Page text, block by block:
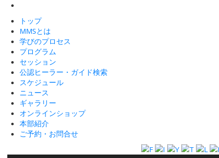
トップ
MMSとは
学びのプロセス
プログラム
セッション
公認ヒーラー・ガイド検索
スケジュール
ニュース
ギャラリー
オンラインショップ
本部紹介
ご予約・お問合せ